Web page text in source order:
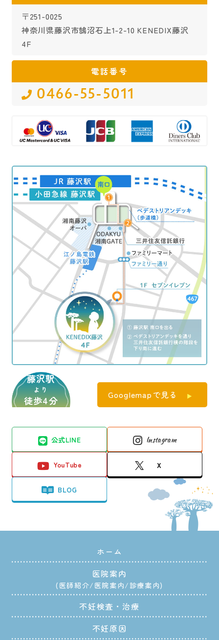
〒251-0025
神奈川県藤沢市鵠沼石上1-2-10 KENEDIX藤沢
4F
電話番号
0466-55-5011
藤沢駅
より
徒歩4分 Googlemapで見る
公式LINE Instagram
YouTube X
BLOG
ホーム
医院案内
医師紹介 医院案内 診療案内
不妊検査・治療
不妊原因